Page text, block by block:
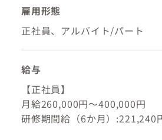
雇用形態
正社員、アルバイト/パート
給与
【正社員】
月給260,000円～400,000円
研修期間給（6か月）:221,240